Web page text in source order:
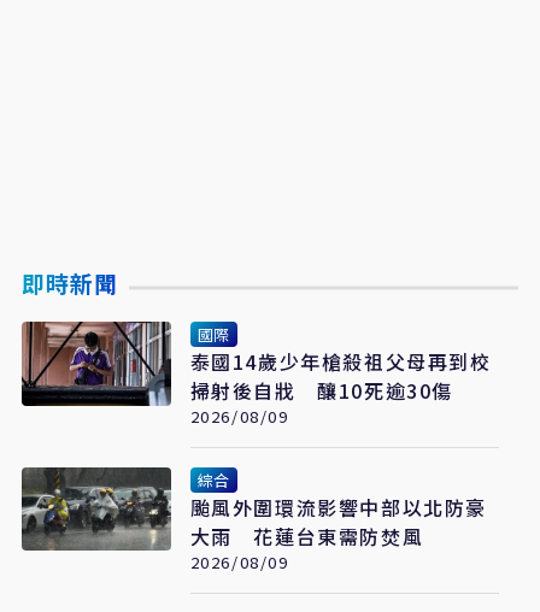
即時新聞
國際
泰國14歲少年槍殺祖父母再到校
掃射後自戕 釀10死逾30傷
2026/08/09
綜合
颱風外圍環流影響中部以北防豪
大雨 花蓮台東需防焚風
2026/08/09